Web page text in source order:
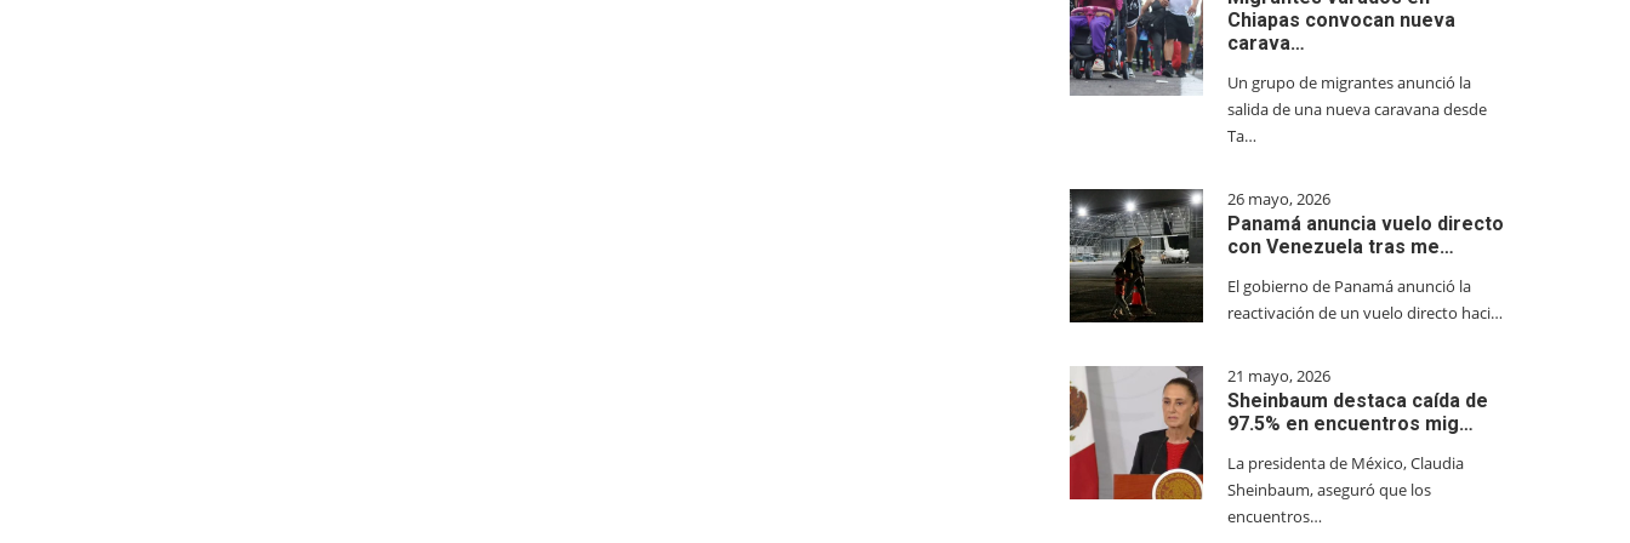
Chiapas convocan nueva
carava…
Un grupo de migrantes anunció la
salida de una nueva caravana desde
Ta…
26 mayo, 2026
Panamá anuncia vuelo directo
con Venezuela tras me…
El gobierno de Panamá anunció la
reactivación de un vuelo directo haci…
21 mayo, 2026
Sheinbaum destaca caída de
97.5% en encuentros mig…
La presidenta de México, Claudia
Sheinbaum, aseguró que los
encuentros…